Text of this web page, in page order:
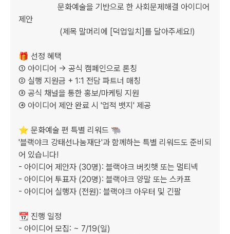
제안
🎁 선정 혜택
① 아이디어 → 공식 캠페인으로 론칭
② 실행 지원금 + 1:1 전담 파트너 매칭
③ 공식 채널을 통한 홍보/마케팅 지원
④ 아이디어 제안 완료 시 '업적 뱃지' 제공
⭐ 문화예술 편 특별 리워드 🐃
'블랙야크 강태선나눔재단'과 함께하는 특별 리워드도 준비되
어 있습니다!
- 아이디어 제안자 (30명): 블랙야크 버킷햇 또는 멀티넥
- 아이디어 투표자 (20명): 블랙야크 양말 또는 스카프
- 아이디어 실행자 (전원): 블랙야크 아우터 및 긴팔
📆 진행 일정
- 아이디어 모집: ~ 7/19(일)